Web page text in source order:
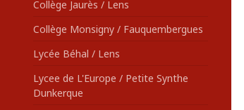
Collège Jaurès / Lens
Collège Monsigny / Fauquembergues
Lycée Béhal / Lens
Lycee de L'Europe / Petite Synthe
Dunkerque